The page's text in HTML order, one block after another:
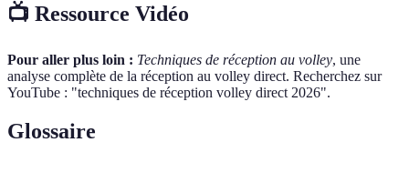
📺 Ressource Vidéo
Pour aller plus loin : Techniques de réception au volley, une
analyse complète de la réception au volley direct. Recherchez sur
YouTube : "techniques de réception volley direct 2026".
Glossaire